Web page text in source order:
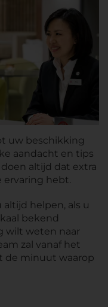
uw beschikking
aandacht en tips
altijd dat extra
ervaring hebt.
helpen, als u
bekend
wilt weten naar
zal vanaf het
de minuut waarop